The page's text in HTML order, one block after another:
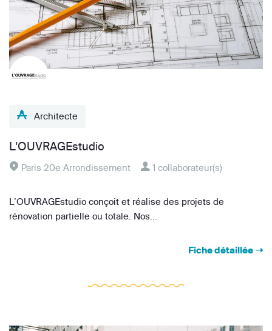
Architecte
L'OUVRAGEstudio
Paris 20e Arrondissement 1 collaborateur(s)
L’OUVRAGEstudio conçoit et réalise des projets de
rénovation partielle ou totale. Nos...
Fiche détaillée ➝